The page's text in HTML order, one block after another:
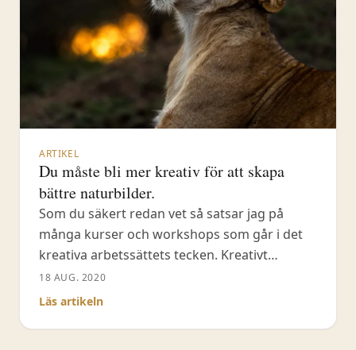
ARTIKEL
Du måste bli mer kreativ för att skapa
bättre naturbilder.
Som du säkert redan vet så satsar jag på
många kurser och workshops som går i det
kreativa arbetssättets tecken. Kreativt
tänkande är också en naturlig del i min
handledning av dig som naturfotograf på
18 AUG. 2020
Läs artikeln